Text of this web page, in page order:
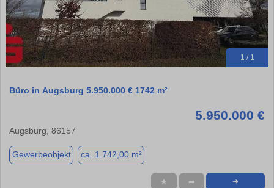
1 / 1
Büro in Augsburg 5.950.000 € 1742 m²
5.950.000 €
Augsburg, 86157
Gewerbeobjekt ca. 1.742,00 m²
★ ➦ ➜